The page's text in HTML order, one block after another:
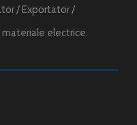
/ Exportator /
electrice.